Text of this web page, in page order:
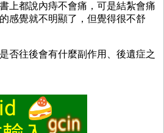
上都說內痔不會痛，可是結紮會痛
感覺就不明顯了，但覺得很不舒
否往後會有什麼副作用、後遺症之